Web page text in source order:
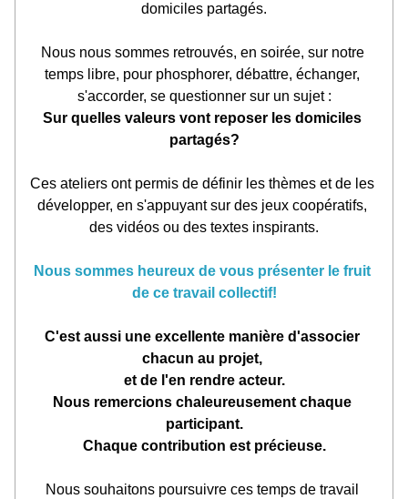
domiciles partagés.
Nous nous sommes retrouvés, en soirée, sur notre
temps libre, pour phosphorer, débattre, échanger,
s'accorder, se questionner sur un sujet :
Sur quelles valeurs vont reposer les domiciles
partagés?
Ces ateliers ont permis de définir les thèmes et de les
développer, en s'appuyant sur des jeux coopératifs,
des vidéos ou des textes inspirants.
Nous sommes heureux de vous présenter le fruit
de ce travail collectif!
C'est aussi une excellente manière d'associer
chacun au projet,
et de l'en rendre acteur.
Nous remercions chaleureusement chaque
participant.
Chaque contribution est précieuse.
Nous souhaitons poursuivre ces temps de travail